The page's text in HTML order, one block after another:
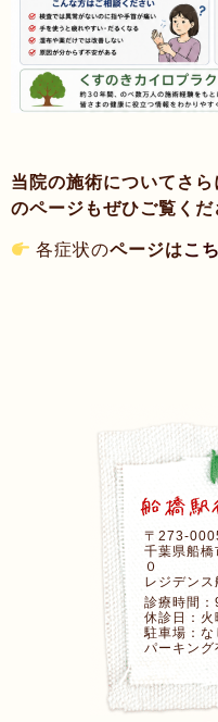
当院の施術についてさ
のページもぜひご覧くだ
各症状のページはこ
〒273-
千葉県船橋
０
レジデン
診療時間
休診日：火
駐車場：な
パーキング